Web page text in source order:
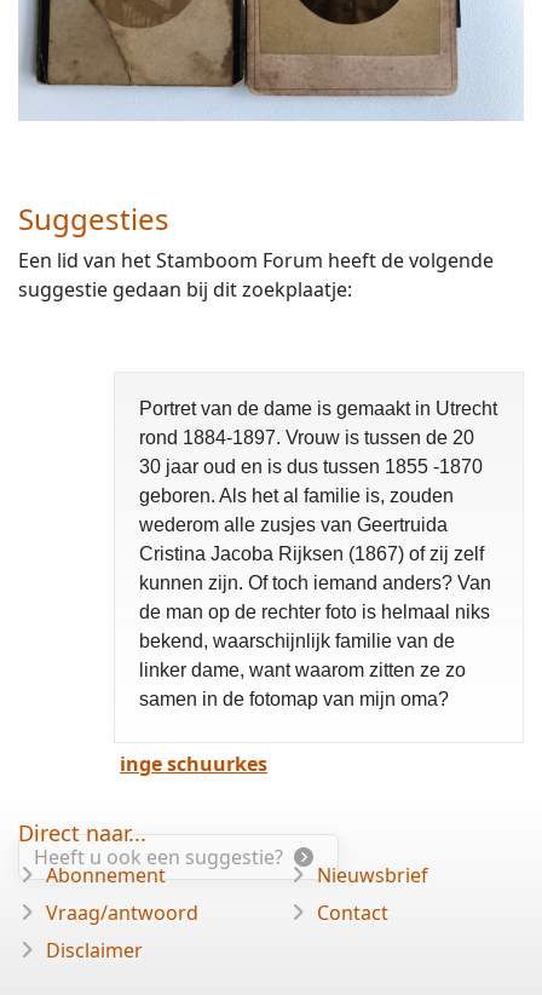
Suggesties
Een lid van het Stamboom Forum heeft de volgende
suggestie gedaan bij dit zoekplaatje:
Portret van de dame is gemaakt in Utrecht
rond 1884-1897. Vrouw is tussen de 20
30 jaar oud en is dus tussen 1855 -1870
geboren. Als het al familie is, zouden
wederom alle zusjes van Geertruida
Cristina Jacoba Rijksen (1867) of zij zelf
kunnen zijn. Of toch iemand anders? Van
de man op de rechter foto is helmaal niks
bekend, waarschijnlijk familie van de
linker dame, want waarom zitten ze zo
samen in de fotomap van mijn oma?
inge schuurkes
Heeft u ook een suggestie?
Direct naar...
Abonnement
Vraag/antwoord
Disclaimer
Nieuwsbrief
Contact